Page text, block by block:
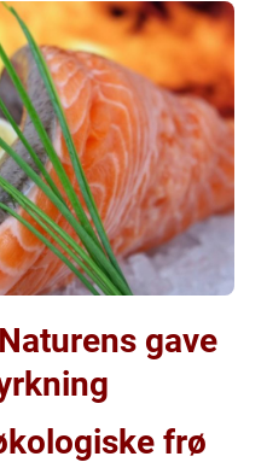
gave
frø